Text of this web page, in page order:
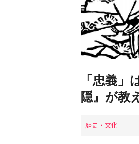
「忠義
隠』が教
歴史・文化